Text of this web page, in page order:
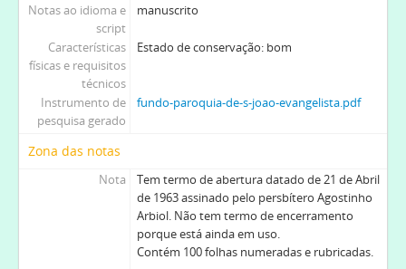
Notas ao idioma e
script
manuscrito
Características
físicas e requisitos
técnicos
Estado de conservação: bom
Instrumento de
pesquisa gerado
fundo-paroquia-de-s-joao-evangelista.pdf
Zona das notas
Nota
Tem termo de abertura datado de 21 de Abril
de 1963 assinado pelo persbítero Agostinho
Arbiol. Não tem termo de encerramento
porque está ainda em uso.
Contém 100 folhas numeradas e rubricadas.